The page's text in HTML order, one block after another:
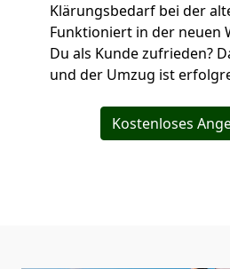
Klärungsbedarf bei der
Funktioniert in der neuen
Du als Kunde zufrieden?
und der Umzug ist
Kostenloses